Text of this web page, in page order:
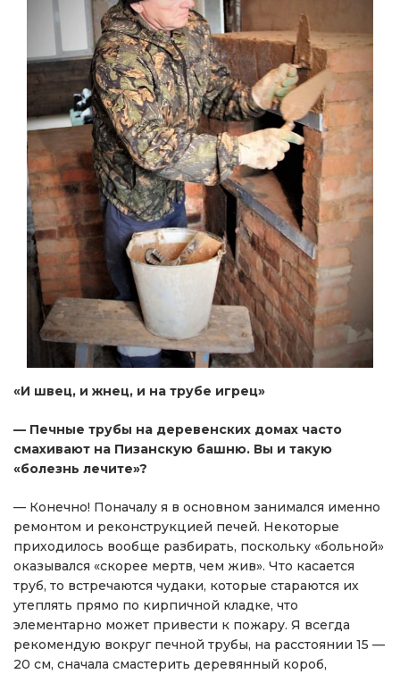
«И швец, и жнец, и на трубе игрец»
— Печные трубы на деревенских домах часто
смахивают на Пизанскую башню. Вы и такую
«болезнь лечите»?
— Конечно! Поначалу я в основном занимался именно
ремонтом и реконструкцией печей. Некоторые
приходилось вообще разбирать, поскольку «больной»
оказывался «скорее мертв, чем жив». Что касается
труб, то встречаются чудаки, которые стараются их
утеплять прямо по кирпичной кладке, что
элементарно может привести к пожару. Я всегда
рекомендую вокруг печной трубы, на расстоянии 15 —
20 см, сначала смастерить деревянный короб,